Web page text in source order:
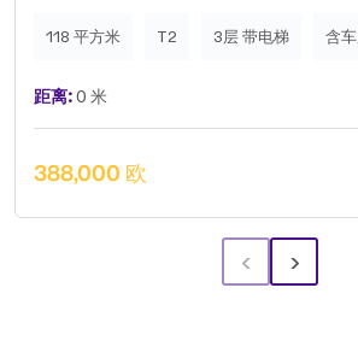
118 平方米 T2 3层 带电梯 含
距离:0 米
388,000 欧
‹ ›